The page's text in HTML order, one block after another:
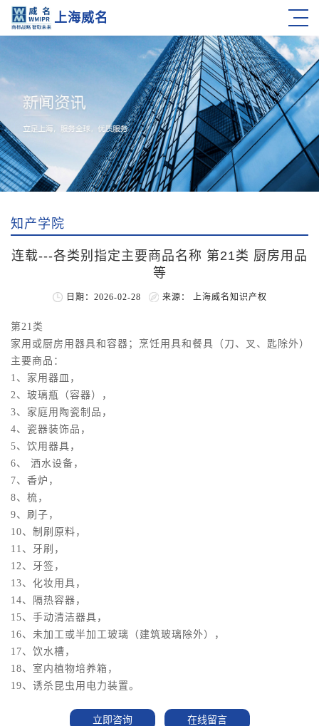
上海威名
知产学院
连载---各类别指定主要商品名称 第21类 厨房用品
等
日期：2026-02-28 来源： 上海威名知识产权
第21类
家用或厨房用器具和容器；烹饪用具和餐具（刀、叉、匙除外
主要商品：
1、家用器皿，
2、玻璃瓶（容器），
3、家庭用陶瓷制品，
4、瓷器装饰品，
5、饮用器具，
6、 洒水设备，
7、香炉，
8、梳，
9、刷子，
10、制刷原料，
11、牙刷，
12、牙签，
13、化妆用具，
14、隔热容器，
15、手动清洁器具，
16、未加工或半加工玻璃（建筑玻璃除外），
17、饮水槽，
18、室内植物培养箱，
19、诱杀昆虫用电力装置。
立即咨询 在线留言